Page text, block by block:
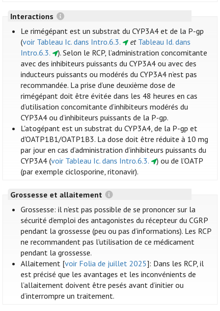
Interactions
Le rimégépant est un substrat du CYP3A4 et de la P-gp
(voir Tableau Ic. dans Intro.6.3. et Tableau Id. dans
Intro.6.3.
). Selon le RCP, l’administration concomitante
avec des inhibiteurs puissants du CYP3A4 ou avec des
inducteurs puissants ou modérés du CYP3A4 n’est pas
recommandée. La prise d’une deuxième dose de
rimégépant doit être évitée dans les 48 heures en cas
d’utilisation concomitante d’inhibiteurs modérés du
CYP3A4 ou d’inhibiteurs puissants de la P-gp.
L'atogépant est un substrat du CYP3A4, de la P-gp et
d'OATP1B1/OATP1B3. La dose doit être réduite à 10 mg
par jour en cas d’administration d’inhibiteurs puissants du
CYP3A4 (voir Tableau Ic. dans Intro.6.3.
) ou de l’OATP
(par exemple ciclosporine, ritonavir).
Grossesse et allaitement
Grossesse: il n’est pas possible de se prononcer sur la
sécurité d’emploi des antagonistes du récepteur du CGRP
pendant la grossesse (peu ou pas d’informations). Les RCP
ne recommandent pas l'utilisation de ce médicament
pendant la grossesse.
Allaitement [voir Folia de juillet 2025]: Dans les RCP, il
est précisé que les avantages et les inconvénients de
l’allaitement doivent être pesés avant d’initier ou
d’interrompre un traitement.